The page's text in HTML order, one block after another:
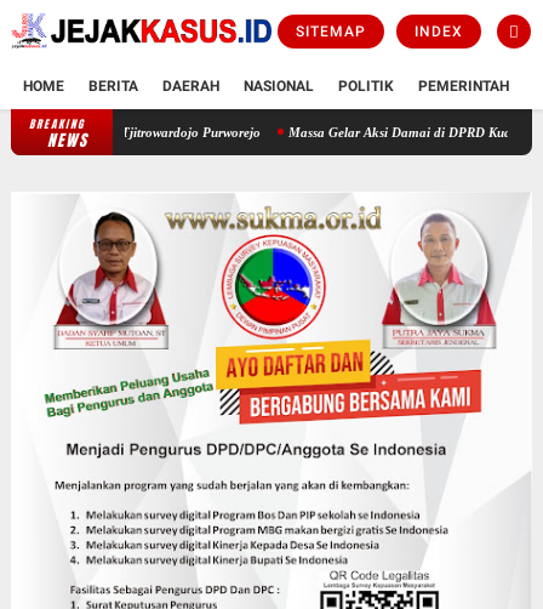
SITEMAP INDEX
HOME BERITA DAERAH NASIONAL POLITIK PEMERINTAH
BREAKING
NEWS Resmi Beroperasi! Layanan CATHLAB Hadir di RSUD dr. Tjitrowardojo